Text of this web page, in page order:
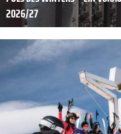
2026/27